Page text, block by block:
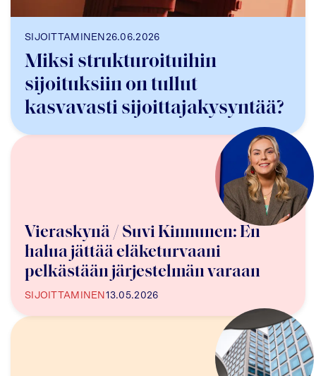
SIJOITTAMINEN 26.06.2026
Miksi strukturoituihin
sijoituksiin on tullut
kasvavasti sijoittajakysyntää?
Vieraskynä / Suvi Kinnunen: En
halua jättää eläketurvaani
pelkästään järjestelmän varaan
SIJOITTAMINEN 13.05.2026